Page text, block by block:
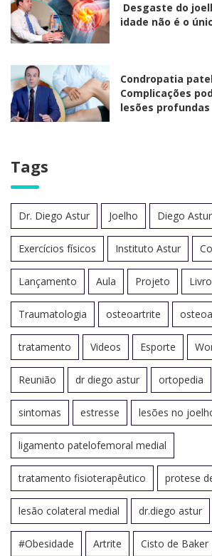
Desgaste do
idade não é o
Condropatia
Complicações
lesões profundas
Tags
Dr. Diego Astur Joelho Diego Astur
Exercícios físicos Instituto Astur
Lançamento Aula Projeto Livro
Traumatologia osteoartrite
tratamento Videos Esporte
Reunião dr diego astur ortopedia
sintomas estresse lesões no
ligamento patelofemoral medial
tratamento fisioterapêutico protese
lesão colateral medial dr.diego astur
#Obesidade Artrite Cisto de Baker